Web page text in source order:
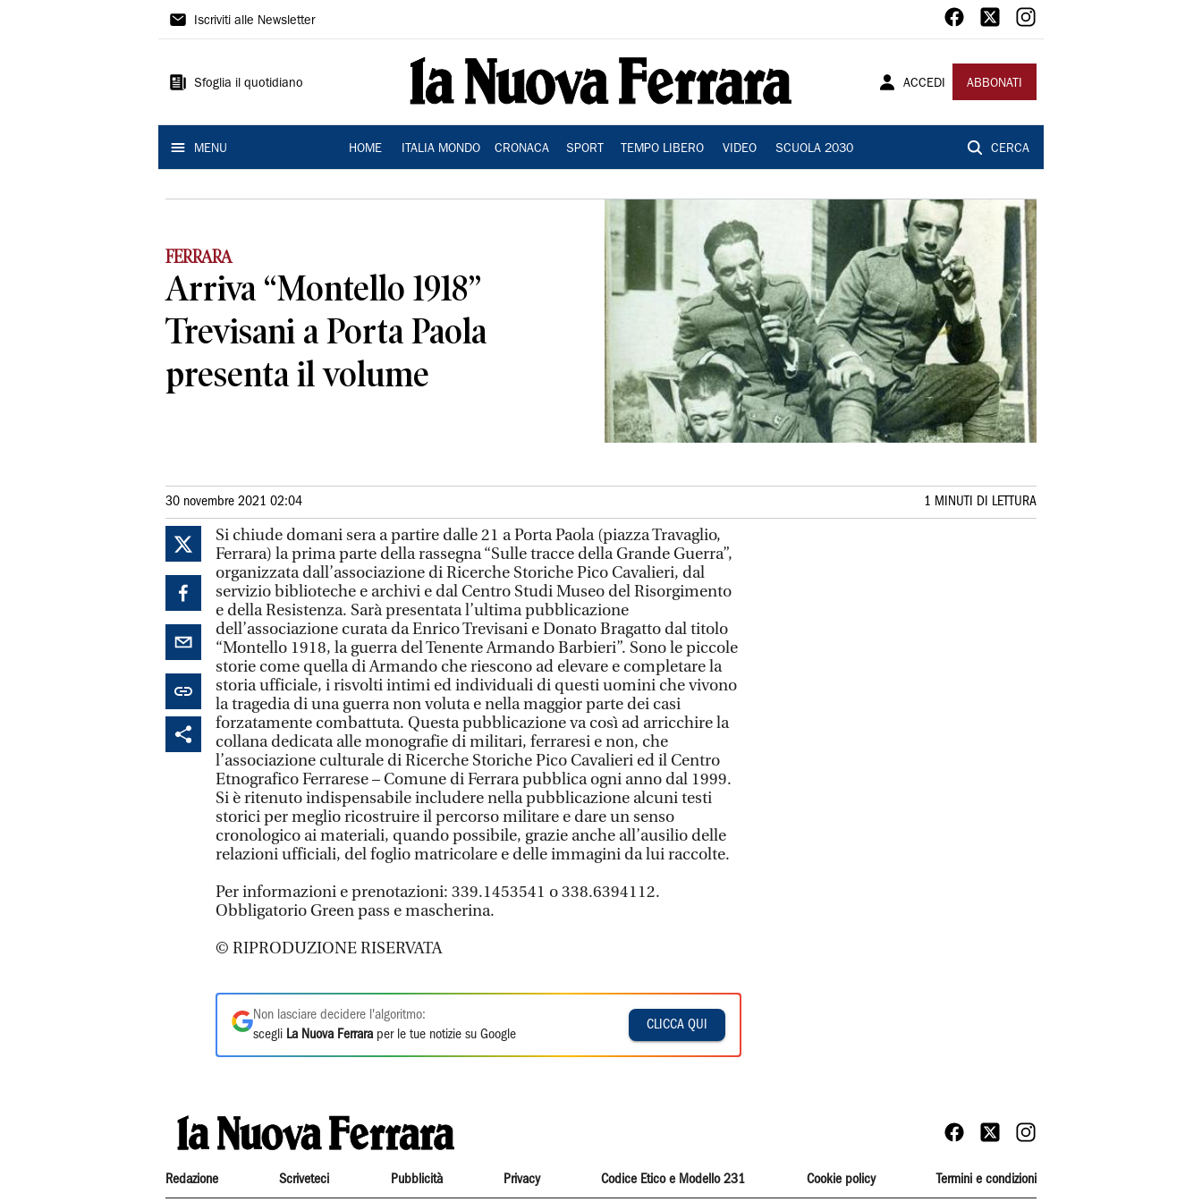
La
Ferrara
Iscriviti alle Newsletter
Sfoglia il quotidiano ACCEDI ABBONATI
MENU HOME ITALIA MONDO CRONACA SPORT TEMPO LIBERO VIDEO SCUOLA 2030 CERCA
FERRARA
Arriva “Montello 1918”
Trevisani a Porta Paola
presenta il volume
30 novembre 2021 02:04 1 MINUTI DI LETTURA
Si chiude domani sera a partire dalle 21 a Porta Paola (piazza Travaglio,
Ferrara) la prima parte della rassegna “Sulle tracce della Grande Guerra”,
organizzata dall’associazione di Ricerche Storiche Pico Cavalieri, dal
servizio biblioteche e archivi e dal Centro Studi Museo del Risorgimento
e della Resistenza. Sarà presentata l’ultima pubblicazione
dell’associazione curata da Enrico Trevisani e Donato Bragatto dal titolo
“Montello 1918, la guerra del Tenente Armando Barbieri”. Sono le piccole
storie come quella di Armando che riescono ad elevare e completare la
storia ufficiale, i risvolti intimi ed individuali di questi uomini che vivono
la tragedia di una guerra non voluta e nella maggior parte dei casi
forzatamente combattuta. Questa pubblicazione va così ad arricchire la
collana dedicata alle monografie di militari, ferraresi e non, che
l’associazione culturale di Ricerche Storiche Pico Cavalieri ed il Centro
Etnografico Ferrarese – Comune di Ferrara pubblica ogni anno dal 1999.
Si è ritenuto indispensabile includere nella pubblicazione alcuni testi
storici per meglio ricostruire il percorso militare e dare un senso
cronologico ai materiali, quando possibile, grazie anche all’ausilio delle
relazioni ufficiali, del foglio matricolare e delle immagini da lui raccolte.
Per informazioni e prenotazioni: 339.1453541 o 338.6394112.
Obbligatorio Green pass e mascherina.
© RIPRODUZIONE RISERVATA
Non lasciare decidere l'algoritmo:
scegli La Nuova Ferrara per le tue notizie su Google
CLICCA QUI
Redazione Scriveteci Pubblicità Privacy Codice Etico e Modello 231 Cookie policy Termini e condizioni